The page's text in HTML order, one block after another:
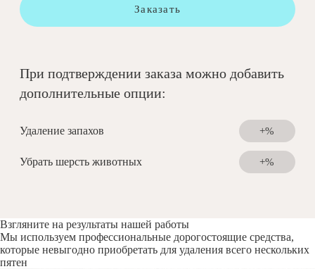
Заказать
При подтверждении заказа можно добавить
дополнительные опции:
Удаление запахов +%
Убрать шерсть животных +%
Взгляните на результаты нашей работы
Мы используем профессиональные дорогостоящие средства,
которые невыгодно приобретать для удаления всего нескольких
пятен